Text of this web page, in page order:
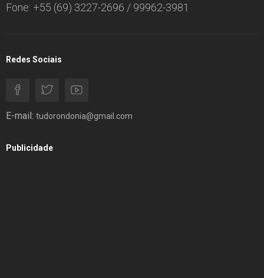
Fone: +55 (69) 3227-2696 / 99962-3981
Redes Sociais
E-mail: tudorondonia@gmail.com
Publicidade